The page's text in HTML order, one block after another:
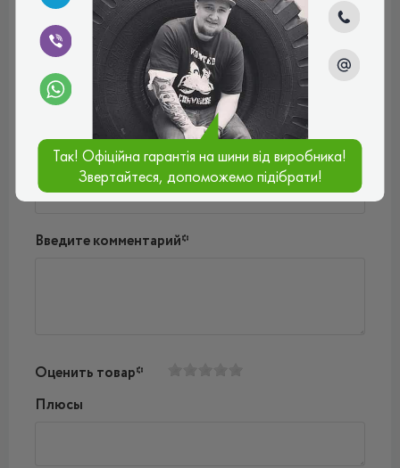
Пока нет комментариев
Написать комментарий
Имя*
Ваш e-mail*
Введите комментарий*
Оценить товар*
Плюсы
Так! Офіційна гарантія на шини від виробника!
Звертайтеся, допоможемо підібрати!